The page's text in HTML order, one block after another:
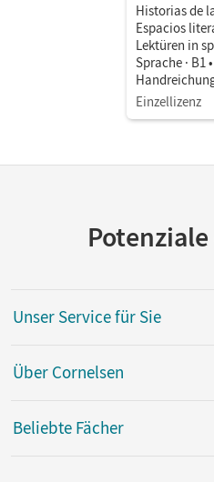
Historias de
Espacios
Lektüren in
Sprache · B1 •
Unterricht als
Einzellizenz
Unser Service für Sie
Über Cornelsen
Beliebte Fächer